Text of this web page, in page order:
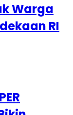
Warga
RI